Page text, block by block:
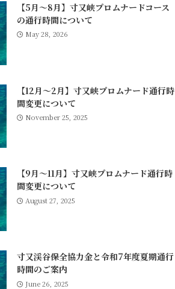
【5月～8月】寸又峡プロムナードコース
の通行時間について
May 28, 2026
【12月～2月】寸又峡プロムナード通行時
間変更について
November 25, 2025
【9月～11月】寸又峡プロムナード通行時
間変更について
August 27, 2025
寸又渓谷保全協力金と令和7年度夏期通行
時間のご案内
June 26, 2025